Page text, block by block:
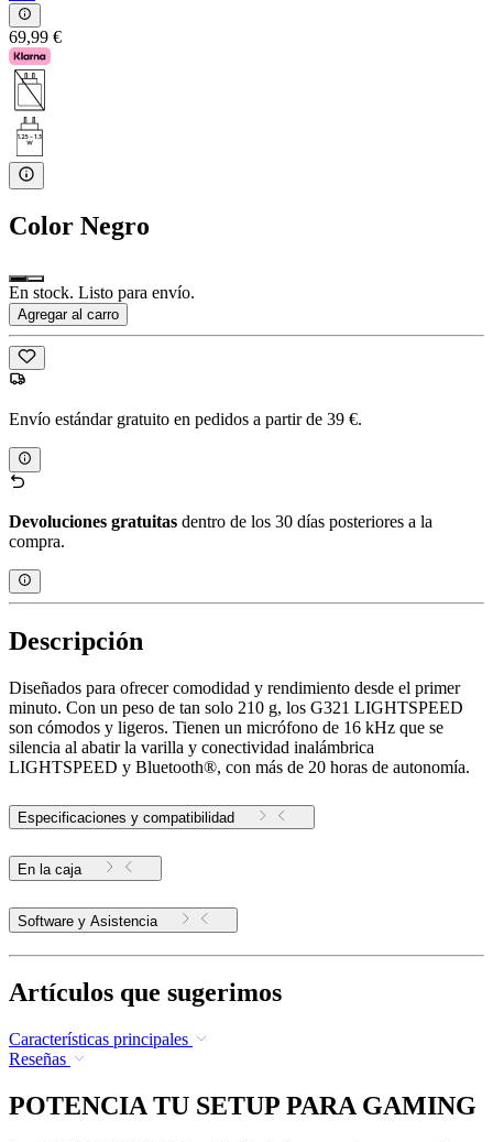
69,99 €
Color Negro
En stock. Listo para envío.
Agregar al carro
Envío estándar gratuito en pedidos a partir de 39 €.
Devoluciones gratuitas dentro de los 30 días posteriores a la
compra.
Descripción
Diseñados para ofrecer comodidad y rendimiento desde el primer
minuto. Con un peso de tan solo 210 g, los G321 LIGHTSPEED
son cómodos y ligeros. Tienen un micrófono de 16 kHz que se
silencia al abatir la varilla y conectividad inalámbrica
LIGHTSPEED y Bluetooth®, con más de 20 horas de autonomía.
Especificaciones y compatibilidad
En la caja
Software y Asistencia
Artículos que sugerimos
Características principales
Reseñas
POTENCIA TU SETUP PARA GAMING